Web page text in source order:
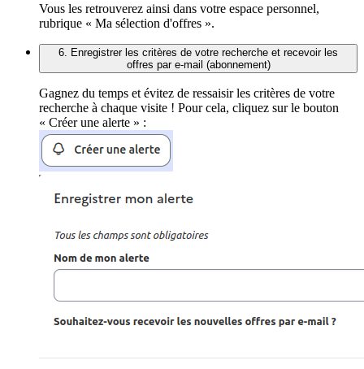
Vous les retrouverez ainsi dans votre espace personnel,
rubrique « Ma sélection d'offres ».
6. Enregistrer les critères de votre recherche et recevoir les
offres par e-mail (abonnement)
Gagnez du temps et évitez de ressaisir les critères de votre
recherche à chaque visite ! Pour cela, cliquez sur le bouton
« Créer une alerte » :